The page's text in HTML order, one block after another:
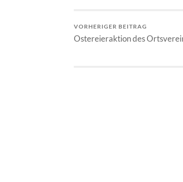
VORHERIGER BEITRAG
Ostereieraktion des